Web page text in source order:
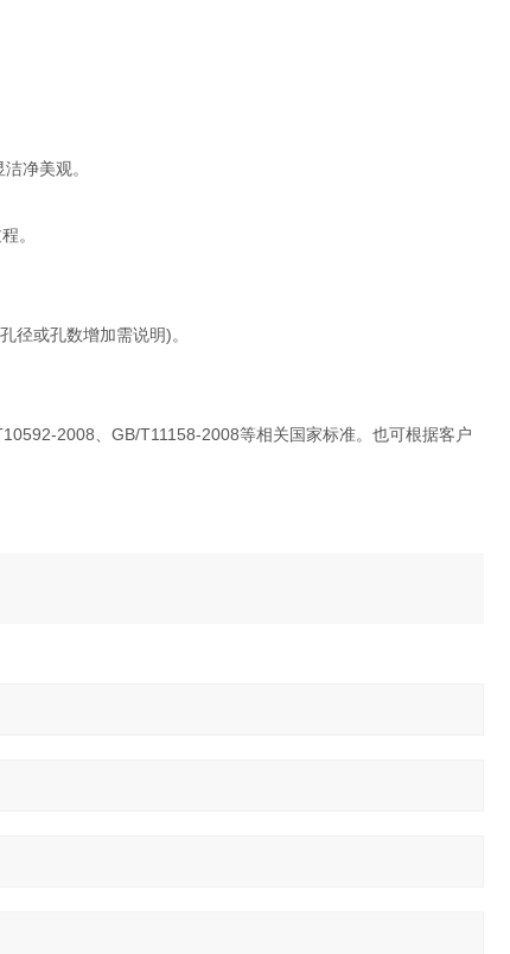
净美观。
。
或孔数增加需说明)。
2008、GB/T11158-2008等相关国家标准。也可根据客户